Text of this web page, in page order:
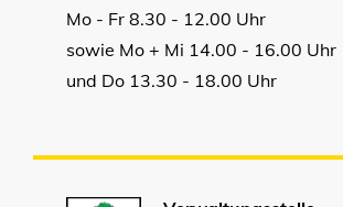
Mo - Fr 8.30 - 12.00 Uhr
sowie Mo + Mi 14.00 - 16.00 Uhr
und Do 13.30 - 18.00 Uhr